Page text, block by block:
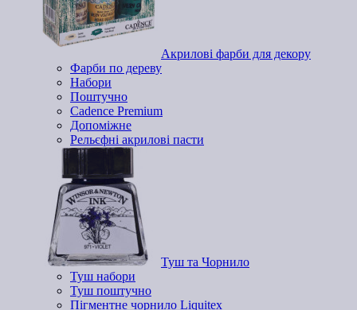
Акрилові фарби для декору
Фарби по дереву
Набори
Поштучно
Cadence Premium
Допоміжне
Рельєфні акрилові пасти
Туш та Чорнило
Туш набори
Туш поштучно
Пігментне чорнило Liquitex